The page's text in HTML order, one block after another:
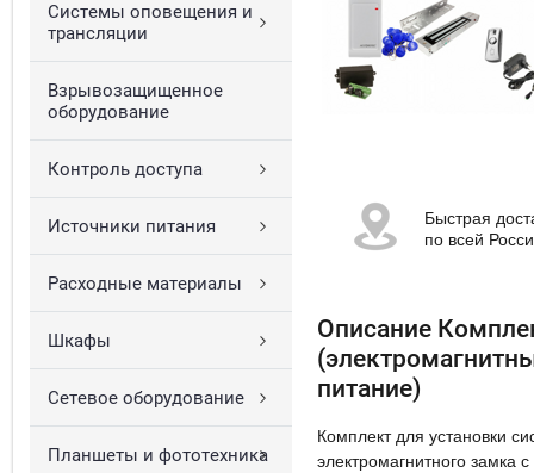
Системы оповещения и
трансляции
Взрывозащищенное
оборудование
Контроль доступа
Источники питания
Расходные материалы
Шкафы
Сетевое оборудование
Планшеты и фототехника
Быстрая
по всей
Описание
питание)
Комплект для установки
электромагнитного замка